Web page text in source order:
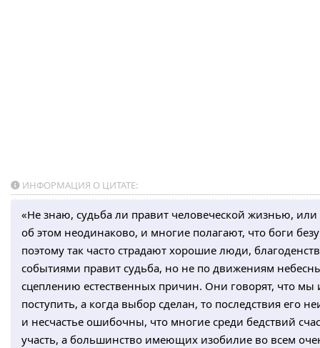
ИНФОРМАЦИЯ О ЦИТАТЕ:
«Не знаю, судьба ли правит человеческой жизнью,
об этом неодинаково, и многие полагают, что боги
поэтому так часто страдают хорошие люди,
событиями правит судьба, но не по движениям
сцеплению естественных причин. Они говорят, что
поступить, а когда выбор сделан, то последствия его
и несчастье ошибочны, что многие среди бедствий
участь, а большинство имеющих изобилие во всем